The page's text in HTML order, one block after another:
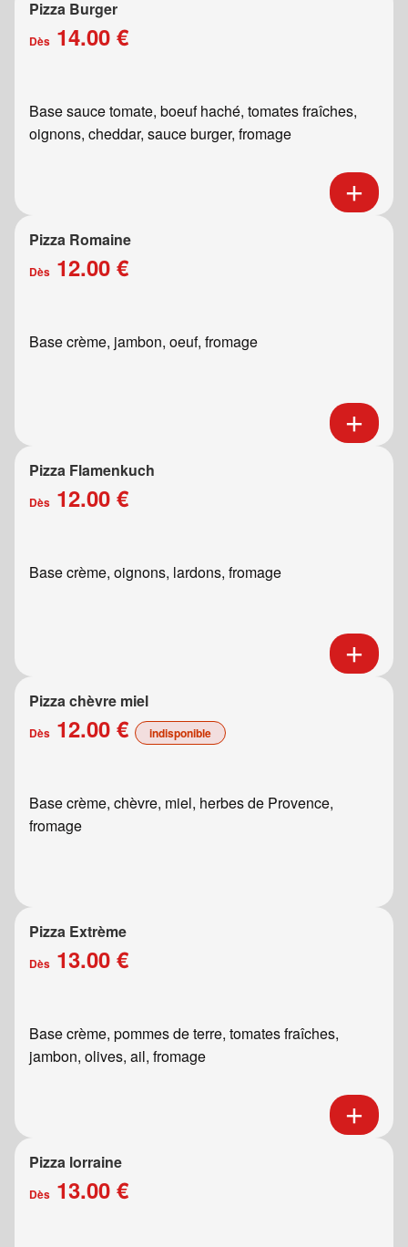
Pizza Burger
Dès 14.00 €
Base sauce tomate, boeuf haché, tomates fraîches,
oignons, cheddar, sauce burger, fromage
Pizza Romaine
Dès 12.00 €
Base crème, jambon, oeuf, fromage
Pizza Flamenkuch
Dès 12.00 €
Base crème, oignons, lardons, fromage
Pizza chèvre miel
Dès 12.00 € indisponible
Base crème, chèvre, miel, herbes de Provence,
fromage
Pizza Extrème
Dès 13.00 €
Base crème, pommes de terre, tomates fraîches,
jambon, olives, ail, fromage
Pizza lorraine
Dès 13.00 €